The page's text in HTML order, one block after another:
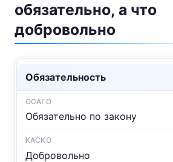
обязательно, а что
добровольно
Обязательность
Обязательно по закону
Добровольно